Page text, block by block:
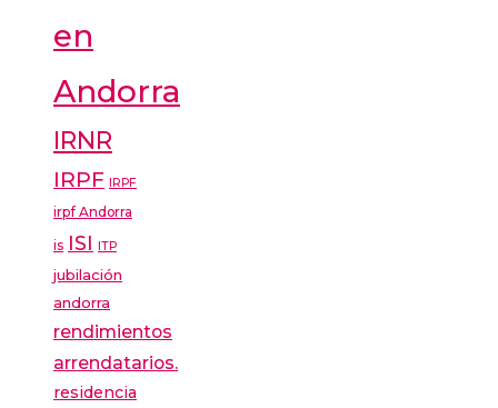
en
Andorra
IRNR
IRPF IRPF
irpf Andorra
is ISI ITP
jubilación
andorra
rendimientos
arrendatarios.
residencia